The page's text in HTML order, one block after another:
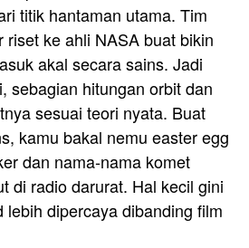
titik hantaman utama. Tim
riset ke ahli NASA buat bikin
akal secara sains. Jadi
sebagian hitungan orbit dan
sesuai teori nyata. Buat
kamu bakal nemu easter egg
dan nama-nama komet
di radio darurat. Hal kecil gini
lebih dipercaya dibanding film